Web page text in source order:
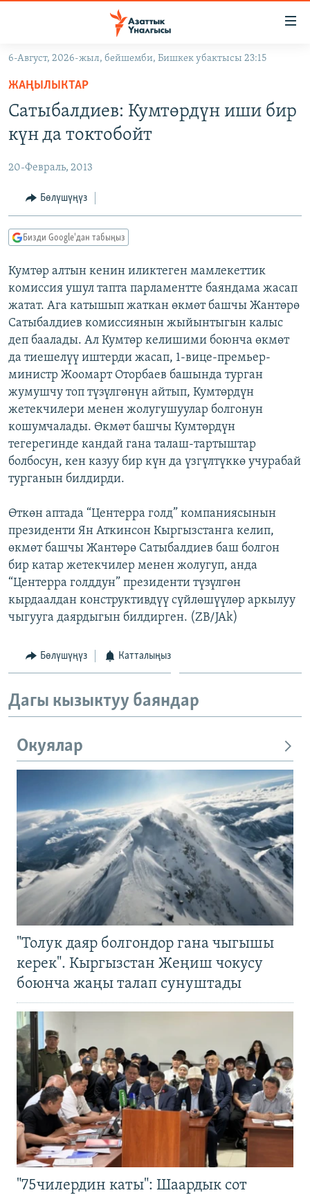
Навигацияга
өтүңүз
Издөөгө
салыңыз
КЫРГЫЗСТАН
ЭКОНОМИКА
МАДАНИЯТ
БОРБОР АЗИЯ
УКРАИНА
АТАЙЫН ИЛИКТӨӨ
ТВ ПРОГРАММАЛАР
ЭКСПЕРТТЕР ТАЛДАЙТ
БИЗ ЖАНА ДҮЙНӨ
ДАНИСТЕ
ЭЖЕ-СИҢДИЛЕР
АЗАТТЫК+
ЫҢГАЙСЫЗ СУРООЛОР
ӨЗГӨЧӨ ПИКИР
Русский
ОНЛАЙН ШЕРИНЕ
ЭЕ/АРнун бардык сайттары
6-Август, 2026-жыл, бейшемби, Бишкек убактысы 23:15
ЖАҢЫЛЫКТАР
Сатыбалдиев: Кумтөрдүн иши бир
күн да токтобойт
20-Февраль, 2013
Бөлүшүңүз
Бизди Google'дан табыңыз
Кумтөр алтын кенин иликтеген мамлекеттик
комиссия ушул тапта парламентте баяндама жасап
жатат. Ага катышып жаткан өкмөт башчы Жантөрө
Сатыбалдиев комиссиянын жыйынтыгын калыс
деп баалады. Ал Кумтөр келишими боюнча өкмөт
да тиешелүү иштерди жасап, 1-вице-премьер-
министр Жоомарт Оторбаев башында турган
жумушчу топ түзүлгөнүн айтып, Кумтөрдүн
жетекчилери менен жолугушуулар болгонун
кошумчалады. Өкмөт башчы Кумтөрдүн
тегерегинде кандай гана талаш-тартыштар
болбосун, кен казуу бир күн да үзгүлтүккө учурабай
турганын билдирди.
Өткөн аптада “Центерра голд” компаниясынын
президенти Ян Аткинсон Кыргызстанга келип,
өкмөт башчы Жантөрө Сатыбалдиев баш болгон
бир катар жетекчилер менен жолугуп, анда
“Центерра голддун” президенти түзүлгөн
кырдаалдан конструктивдүү сүйлөшүүлөр аркылуу
чыгууга даярдыгын билдирген. (ZB/JAk)
Бөлүшүңүз Катталыңыз
Дагы кызыктуу баяндар
Окуялар
"Толук даяр болгондор гана чыгышы
керек". Кыргызстан Жеңиш чокусу
боюнча жаңы талап сунуштады
"75чилердин каты": Шаардык сот